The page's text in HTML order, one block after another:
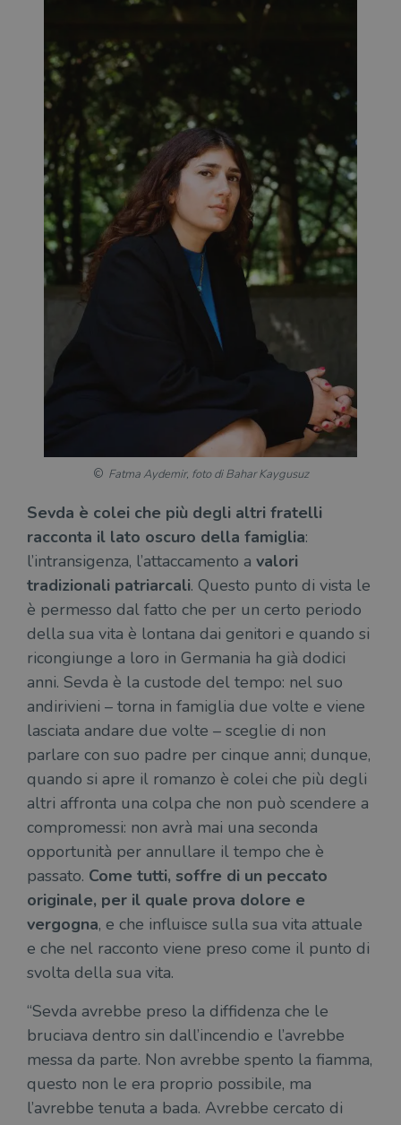
Fatma Aydemir, foto di Bahar Kaygusuz
Sevda è colei che più degli altri fratelli
racconta il lato oscuro della famiglia:
l’intransigenza, l’attaccamento a valori
tradizionali patriarcali. Questo punto di vista le
è permesso dal fatto che per un certo periodo
della sua vita è lontana dai genitori e quando si
ricongiunge a loro in Germania ha già dodici
anni. Sevda è la custode del tempo: nel suo
andirivieni – torna in famiglia due volte e viene
lasciata andare due volte – sceglie di non
parlare con suo padre per cinque anni; dunque,
quando si apre il romanzo è colei che più degli
altri affronta una colpa che non può scendere a
compromessi: non avrà mai una seconda
opportunità per annullare il tempo che è
passato. Come tutti, soffre di un peccato
originale, per il quale prova dolore e
vergogna, e che influisce sulla sua vita attuale
e che nel racconto viene preso come il punto di
svolta della sua vita.
“Sevda avrebbe preso la diffidenza che le
bruciava dentro sin dall’incendio e l’avrebbe
messa da parte. Non avrebbe spento la fiamma,
questo non le era proprio possibile, ma
l’avrebbe tenuta a bada. Avrebbe cercato di